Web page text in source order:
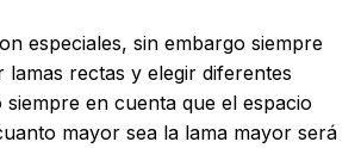
especiales, sin embargo siempre
lamas rectas y elegir diferentes
siempre en cuenta que el espacio
mayor sea la lama mayor será